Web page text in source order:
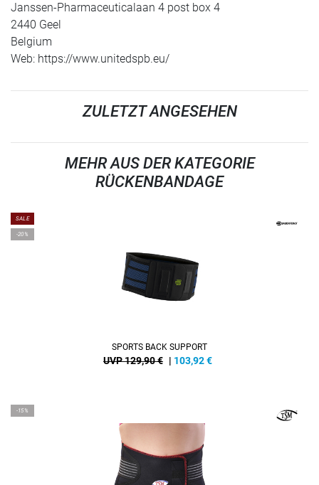
Janssen-Pharmaceuticalaan 4 post box 4
2440 Geel
Belgium
Web: https://www.unitedspb.eu/
ZULETZT ANGESEHEN
MEHR AUS DER KATEGORIE
RÜCKENBANDAGE
SALE
-20%
SPORTS BACK SUPPORT
UVP 129,90 € | 103,92€
-15%